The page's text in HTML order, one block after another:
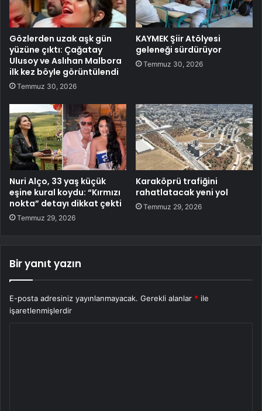
Gözlerden uzak aşk gün
yüzüne çıktı: Çağatay
Ulusoy ve Aslıhan Malbora
ilk kez böyle görüntülendi
Temmuz 30, 2026
KAYMEK Şiir Atölyesi
geleneği sürdürüyor
Temmuz 30, 2026
Nuri Alço, 33 yaş küçük
eşine kural koydu: “Kırmızı
nokta” detayı dikkat çekti
Temmuz 29, 2026
Karaköprü trafiğini
rahatlatacak yeni yol
Temmuz 29, 2026
Bir yanıt yazın
E-posta adresiniz yayınlanmayacak. Gerekli alanlar * ile
işaretlenmişlerdir